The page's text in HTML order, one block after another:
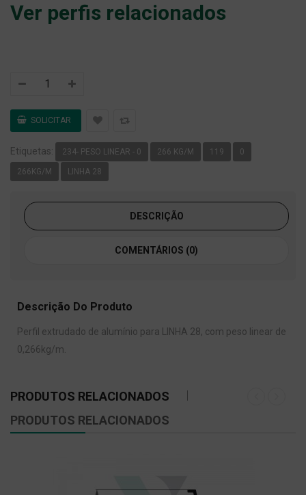
Ver perfis relacionados
Etiquetas: 234- PESO LINEAR - 0 266 KG/M 119 0
266KG/M LINHA 28
DESCRIÇÃO
COMENTÁRIOS (0)
Descrição Do Produto
Perfil extrudado de alumínio para LINHA 28, com peso linear de
0,266kg/m.
PRODUTOS RELACIONADOS
PRODUTOS RELACIONADOS